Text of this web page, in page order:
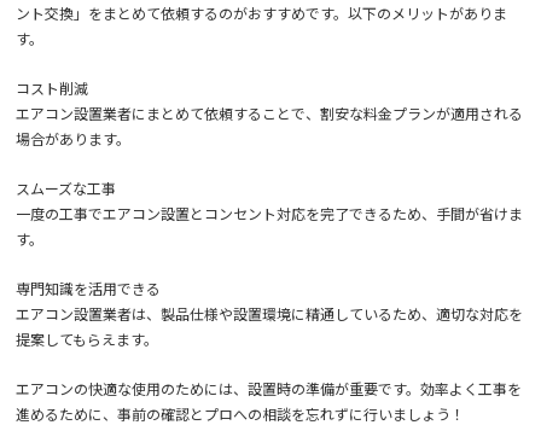
ント交換」をまとめて依頼するのがおすすめです。以下のメリットがありま
す。
コスト削減
エアコン設置業者にまとめて依頼することで、割安な料金プランが適用される
場合があります。
スムーズな工事
一度の工事でエアコン設置とコンセント対応を完了できるため、手間が省けま
す。
専門知識を活用できる
エアコン設置業者は、製品仕様や設置環境に精通しているため、適切な対応を
提案してもらえます。
エアコンの快適な使用のためには、設置時の準備が重要です。効率よく工事を
進めるために、事前の確認とプロへの相談を忘れずに行いましょう！